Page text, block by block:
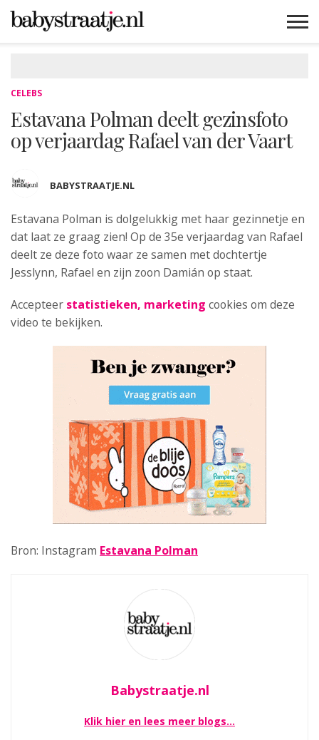
CELEBS
Estavana Polman deelt gezinsfoto
op verjaardag Rafael van der Vaart
BABYSTRAATJE.NL
Estavana Polman is dolgelukkig met haar gezinnetje en
dat laat ze graag zien! Op de 35e verjaardag van Rafael
deelt ze deze foto waar ze samen met dochtertje
Jesslynn, Rafael en zijn zoon Damián op staat.
Accepteer statistieken, marketing cookies om deze
video te bekijken.
Bron: Instagram Estavana Polman
Babystraatje.nl
Klik hier en lees meer blogs…